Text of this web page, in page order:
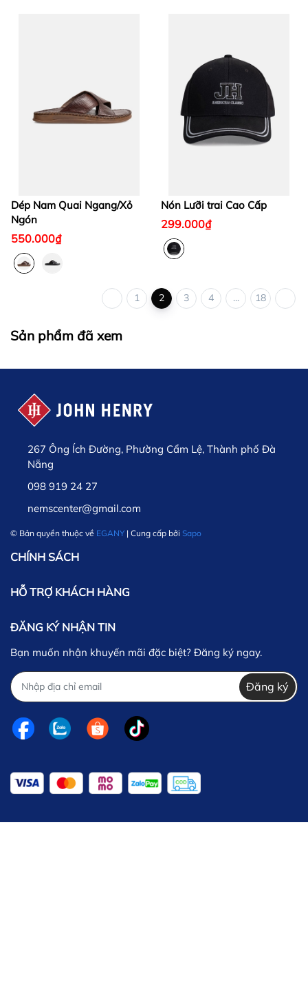
Dép Nam Quai Ngang/Xỏ
Ngón
550.000₫
Nón Lưỡi trai Cao Cấp
299.000₫
1 2 3 4 ... 18
Sản phẩm đã xem
267 Ông Ích Đường, Phường Cẩm Lệ, Thành phố Đà
Nẵng
098 919 24 27
nemscenter@gmail.com
© Bản quyền thuộc về EGANY | Cung cấp bởi Sapo
CHÍNH SÁCH
HỖ TRỢ KHÁCH HÀNG
ĐĂNG KÝ NHẬN TIN
Bạn muốn nhận khuyến mãi đặc biệt? Đăng ký ngay.
Đăng ký